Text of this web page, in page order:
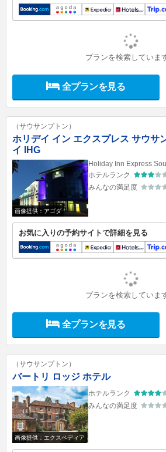
プランを検索していま
全プランを見る
（サウサンプトン）
ホリデイ イン エクスプレス サウサ
イ IHG
画像提供：アゴダ
Holiday Inn Express
ホテルランク
みんなの満足度
お気に入りの予約サイトで詳細を見る
プランを検索していま
全プランを見る
（サウサンプトン）
バートリ ロッジ ホテル
画像提供：エクスペディア
ホテルランク
みんなの満足度